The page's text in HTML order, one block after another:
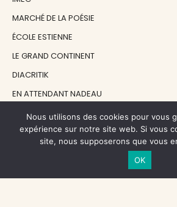
MARCHÉ DE LA POÉSIE
ÉCOLE ESTIENNE
LE GRAND CONTINENT
DIACRITIK
EN ATTENDANT NADEAU
NOS SOUTIENS
Nous utilisons des cookies pour vous
expérience sur notre site web. Si vous
site, nous supposerons que vous
OK